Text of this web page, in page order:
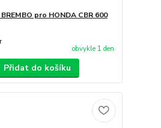
pro HONDA CBR 600
obvykle 1 den
Přidat do košíku